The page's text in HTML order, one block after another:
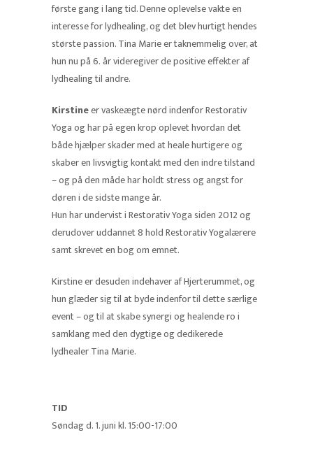
første gang i lang tid. Denne oplevelse vakte en
interesse for lydhealing, og det blev hurtigt hendes
største passion. Tina Marie er taknemmelig over, at
hun nu på 6. år videregiver de positive effekter af
lydhealing til andre.
Kirstineer vaskeægte nørd indenfor Restorativ
Yoga og har på egen krop oplevet hvordan det
både hjælper skader med at heale hurtigere og
skaber en livsvigtig kontakt med den indre tilstand
– og på den måde har holdt stress og angst for
døren i de sidste mange år.
Hun har undervist i Restorativ Yoga siden 2012 og
derudover uddannet 8 hold Restorativ Yogalærere
samt skrevet en bog om emnet.
Kirstine er desuden indehaver af Hjerterummet, og
hun glæder sig til at byde indenfor til dette særlige
event – og til at skabe synergi og healende ro i
samklang med den dygtige og dedikerede
lydhealer Tina Marie.
TID
Søndag d. 1. juni kl. 15:00-17:00